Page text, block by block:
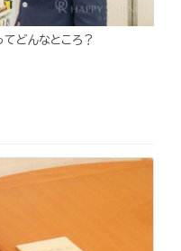
てどんなところ？